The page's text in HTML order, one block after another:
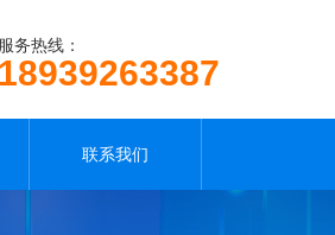
服务热线：
18939263387
联系我们